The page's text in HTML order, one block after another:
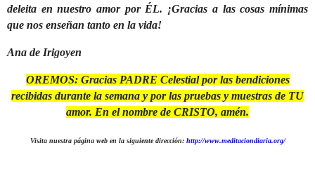
deleita en nuestro amor por ÉL. ¡Gracias a las cosas mínimas
que nos enseñan tanto en la vida!
Ana de Irigoyen
OREMOS: Gracias PADRE Celestial por las bendiciones
recibidas durante la semana y por las pruebas y muestras de TU
amor. En el nombre de CRISTO, amén.
Visita nuestra página web en la siguiente dirección: http://www.meditaciondiaria.org/